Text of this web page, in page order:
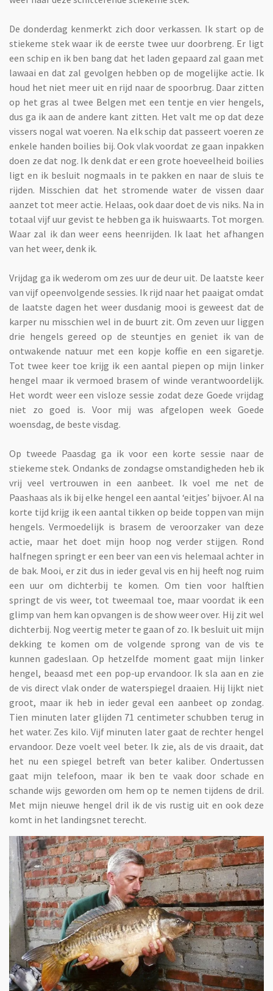
De donderdag kenmerkt zich door verkassen. Ik start op de
stiekeme stek waar ik de eerste twee uur doorbreng. Er ligt
een schip en ik ben bang dat het laden gepaard zal gaan met
lawaai en dat zal gevolgen hebben op de mogelijke actie. Ik
houd het niet meer uit en rijd naar de spoorbrug. Daar zitten
op het gras al twee Belgen met een tentje en vier hengels,
dus ga ik aan de andere kant zitten. Het valt me op dat deze
vissers nogal wat voeren. Na elk schip dat passeert voeren ze
enkele handen boilies bij. Ook vlak voordat ze gaan inpakken
doen ze dat nog. Ik denk dat er een grote hoeveelheid boilies
ligt en ik besluit nogmaals in te pakken en naar de sluis te
rijden. Misschien dat het stromende water de vissen daar
aanzet tot meer actie. Helaas, ook daar doet de vis niks. Na in
totaal vijf uur gevist te hebben ga ik huiswaarts. Tot morgen.
Waar zal ik dan weer eens heenrijden. Ik laat het afhangen
van het weer, denk ik.
Vrijdag ga ik wederom om zes uur de deur uit. De laatste keer
van vijf opeenvolgende sessies. Ik rijd naar het paaigat omdat
de laatste dagen het weer dusdanig mooi is geweest dat de
karper nu misschien wel in de buurt zit. Om zeven uur liggen
drie hengels gereed op de steuntjes en geniet ik van de
ontwakende natuur met een kopje koffie en een sigaretje.
Tot twee keer toe krijg ik een aantal piepen op mijn linker
hengel maar ik vermoed brasem of winde verantwoordelijk.
Het wordt weer een visloze sessie zodat deze Goede vrijdag
niet zo goed is. Voor mij was afgelopen week Goede
woensdag, de beste visdag.
Op tweede Paasdag ga ik voor een korte sessie naar de
stiekeme stek. Ondanks de zondagse omstandigheden heb ik
vrij veel vertrouwen in een aanbeet. Ik voel me net de
Paashaas als ik bij elke hengel een aantal ‘eitjes’ bijvoer. Al na
korte tijd krijg ik een aantal tikken op beide toppen van mijn
hengels. Vermoedelijk is brasem de veroorzaker van deze
actie, maar het doet mijn hoop nog verder stijgen. Rond
halfnegen springt er een beer van een vis helemaal achter in
de bak. Mooi, er zit dus in ieder geval vis en hij heeft nog ruim
een uur om dichterbij te komen. Om tien voor halftien
springt de vis weer, tot tweemaal toe, maar voordat ik een
glimp van hem kan opvangen is de show weer over. Hij zit wel
dichterbij. Nog veertig meter te gaan of zo. Ik besluit uit mijn
dekking te komen om de volgende sprong van de vis te
kunnen gadeslaan. Op hetzelfde moment gaat mijn linker
hengel, beaasd met een pop-up ervandoor. Ik sla aan en zie
de vis direct vlak onder de waterspiegel draaien. Hij lijkt niet
groot, maar ik heb in ieder geval een aanbeet op zondag.
Tien minuten later glijden 71 centimeter schubben terug in
het water. Zes kilo. Vijf minuten later gaat de rechter hengel
ervandoor. Deze voelt veel beter. Ik zie, als de vis draait, dat
het nu een spiegel betreft van beter kaliber. Ondertussen
gaat mijn telefoon, maar ik ben te vaak door schade en
schande wijs geworden om hem op te nemen tijdens de dril.
Met mijn nieuwe hengel dril ik de vis rustig uit en ook deze
komt in het landingsnet terecht.